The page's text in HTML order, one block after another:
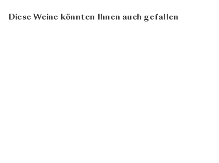
Diese Weine könnten Ihnen auch gefallen